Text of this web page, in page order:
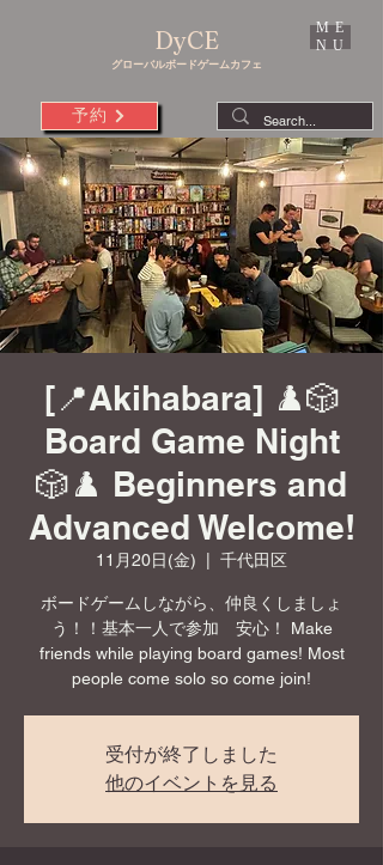
DyCE
グローバルボードゲームカフェ
予約
ME
NU
[📍Akihabara] ♟️🎲
Board Game Night
🎲♟️ Beginners and
Advanced Welcome!
11月20日(金) 千代田区
ボードゲームしながら、仲良くしましょ
う！！基本一人で参加 安心！ Make
friends while playing board games! Most
people come solo so come join!
受付が終了しました
他のイベントを見る